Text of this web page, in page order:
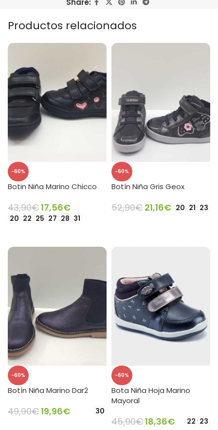
Share:
Productos relacionados
-60%
Botin Niña Marino Chicco
43,90€17,56€
20 22 25 27 28 31
-60%
Botín Niña Gris Geox
52,90€ 21,16€ 20 21 23
-60%
Botín Niña Marino Dar2
49,90€19,96€ 30
-60%
Bota Niña Hoja Marino
Mayoral
45,90€18,36€ 22 23